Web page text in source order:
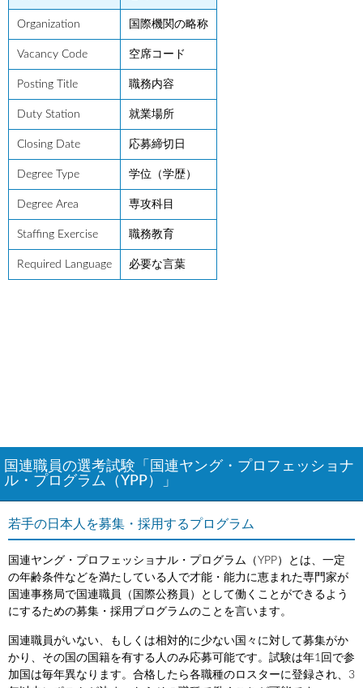
Organization 国際機関の略称
Vacancy Code 空席コード
Posting Title 職務内容
Duty Station 就業場所
Closing Date 応募締切日
Degree Type 学位（学歴）
Degree Area 専攻科目
Staffing Exercise 職務教育
Required Language 必要な言葉
国連職員の選考試験「国連ヤング・プロフェッショナ
ル・プログラム（YPP）」
若手の日本人を募集・採用するプログラム
国連ヤング・プロフェッショナル・プログラム（YPP）とは、一定
の年齢条件などを満たしている人で才能・能力に恵まれた専門家が
国連事務局で国連職員（国際公務員）として働くことができるよう
にするための募集・採用プログラムのことを言います。
国連職員がいない、もしくは相対的に少ない国々に対して募集がか
かり、その国の国籍を有する人のみ応募可能です。試験は年1回で参
加国は毎年異なります。合格したら各職種のロスターに登録され、3